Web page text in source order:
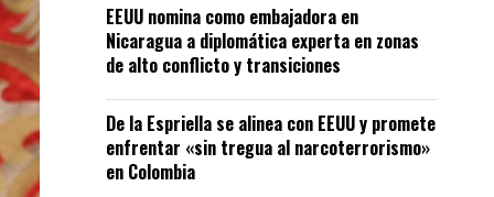
EEUU nomina como embajadora en
Nicaragua a diplomática experta en zonas
de alto conflicto y transiciones
De la Espriella se alinea con EEUU y promete
enfrentar «sin tregua al narcoterrorismo»
en Colombia